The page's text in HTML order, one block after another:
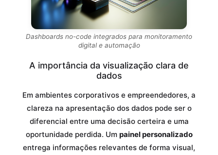
Dashboards no-code integrados para monitoramento
digital e automação
A importância da visualização clara de
dados
Em ambientes corporativos e empreendedores, a
clareza na apresentação dos dados pode ser o
diferencial entre uma decisão certeira e uma
oportunidade perdida. Um painel personalizado
entrega informações relevantes de forma visual,